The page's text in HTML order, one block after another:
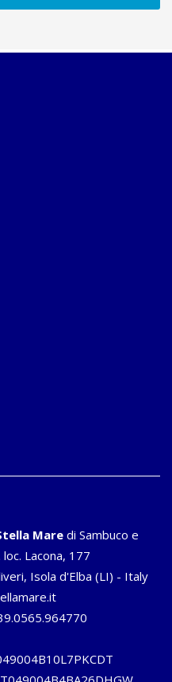
Mare di Sambuco e
Lacona, 177
Isola d'Elba (LI) - Italy